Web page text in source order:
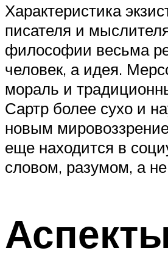
Характеристика
писателя и
философии весьма
человек, а идея.
мораль и
Сартр более сухо и
новым
еще находится в
словом, разумом, а